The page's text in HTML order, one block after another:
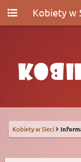
Kobiety w
Kobiety w Sieci